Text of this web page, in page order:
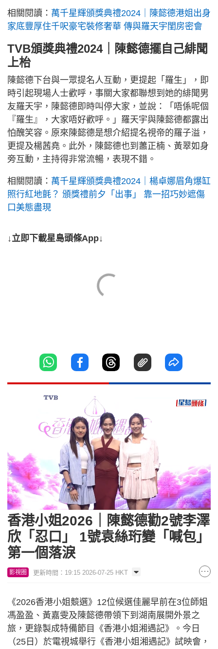
相關閱讀： 萬千星輝頒獎典禮2024｜陳懿德港姐出身
家底豐厚住千呎豪宅裝修奢華 傳與羅天宇閨房密會
TVB頒獎典禮2024｜陳懿德擺自己緋聞
上枱
陳懿德下台與一眾提名人互動，更提起「羅生」，即
時引起現場人士歡呼，事關大家都聯想到她的緋聞男
友羅天宇，陳懿德即時叫停大家，並說：「唔係呢個
『羅生』，大家唔好歡呼。」羅天宇與陳懿德都露出
怕醜笑容。原來陳懿德是想介紹提名視帝的羅子溢，
更提及楊茜堯。此外，陳懿德也到蕭正楠、黃翠如身
旁互動，主持得非常流暢，表現不錯。
相關閱讀： 萬千星輝頒獎典禮2024｜楊卓娜眉角爆缸
照行紅地氈？ 頒獎禮前夕「出事」 靠一招巧妙遮傷
口美態盡現
↓立即下載星島頭條App↓
Unmute Loaded:
10.94%
香港小姐2026｜陳懿德勸2號李澤
欣「忍口」 1號袁絲珩變「喊包」
第一個落淚
影視圈 更新時間：19:15 2026-07-25 HKT
《2026香港小姐競選》12位候選佳麗早前在3位師姐
馮盈盈、黃嘉雯及陳懿德帶領下到湖南展開外景之
旅，更錄製成特備節目《香港小姐湘遇記》。今日
（25日）於電視城舉行《香港小姐湘遇記》試映會，